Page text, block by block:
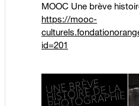
MOOC Une brève
https://mooc-
id=201